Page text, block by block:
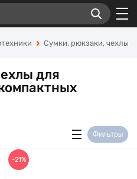
Сумки, рюкзаки, чехлы
для
Фильтры
-21%